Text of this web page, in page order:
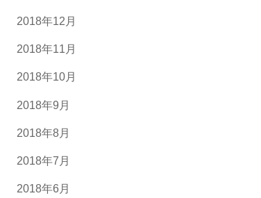
2018年12月
2018年11月
2018年10月
2018年9月
2018年8月
2018年7月
2018年6月